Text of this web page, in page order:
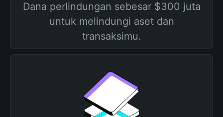
Dana perlindungan sebesar $300 juta
untuk melindungi aset dan
transaksimu.